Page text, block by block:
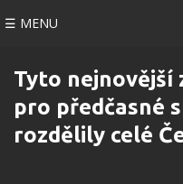
☰ MENU
Tyto nejnovější
pro předčasné
rozdělily celé